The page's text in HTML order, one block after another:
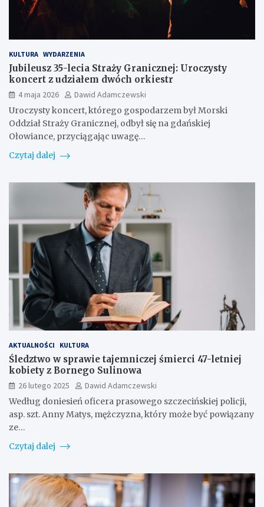
KULTURA WYDARZENIA
Jubileusz 35-lecia Straży Granicznej: Uroczysty
koncert z udziałem dwóch orkiestr
4 maja 2026
Dawid Adamczewski
Uroczysty koncert, którego gospodarzem był Morski
Oddział Straży Granicznej, odbył się na gdańskiej
Ołowiance, przyciągając uwagę…
Czytaj dalej
AKTUALNOŚCI KULTURA
Śledztwo w sprawie tajemniczej śmierci 47-letniej
kobiety z Bornego Sulinowa
26 lutego 2025
Dawid Adamczewski
Według doniesień oficera prasowego szczecińskiej policji,
asp. szt. Anny Matys, mężczyzna, który może być powiązany
ze…
Czytaj dalej